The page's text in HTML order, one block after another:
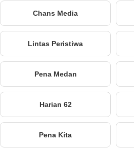
Chans Media
Lintas Peristiwa
Pena Medan
Harian 62
Pena Kita